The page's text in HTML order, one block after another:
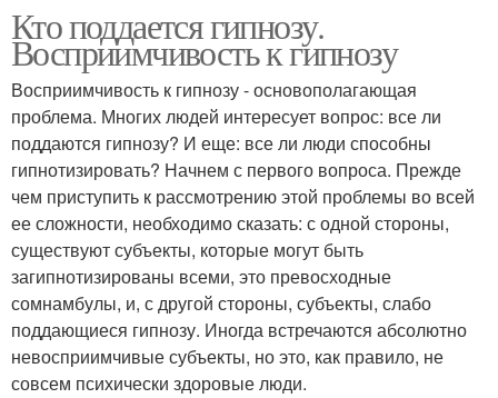
Кто поддается гипнозу.
Восприимчивость к гипнозу
Восприимчивость к гипнозу - основополагающая
проблема. Многих людей интересует вопрос: все ли
поддаются гипнозу? И еще: все ли люди способны
гипнотизировать? Начнем с первого вопроса. Прежде
чем приступить к рассмотрению этой проблемы во всей
ее сложности, необходимо сказать: с одной стороны,
существуют субъекты, которые могут быть
загипнотизированы всеми, это превосходные
сомнамбулы, и, с другой стороны, субъекты, слабо
поддающиеся гипнозу. Иногда встречаются абсолютно
невосприимчивые субъекты, но это, как правило, не
совсем психически здоровые люди.